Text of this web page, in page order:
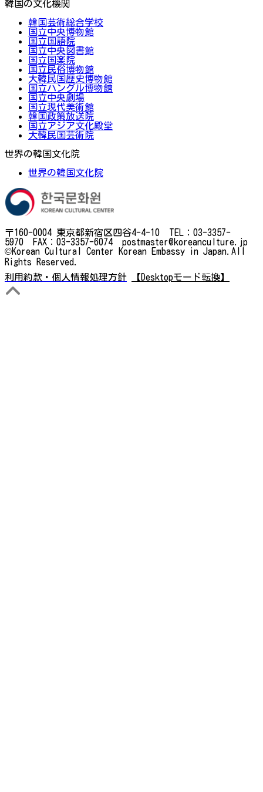
韓国の文化機関
韓国芸術総合学校
国立中央博物館
国立国語院
国立中央図書館
国立国楽院
国立民俗博物館
大韓民国歴史博物館
国立ハングル博物館
国立中央劇場
国立現代美術館
韓国政策放送院
国立アジア文化殿堂
大韓民国芸術院
世界の韓国文化院
世界の韓国文化院
〒160-0004 東京都新宿区四谷4-4-10 TEL：03-3357-
5970 FAX：03-3357-6074 postmaster@koreanculture.jp
©Korean Cultural Center Korean Embassy in Japan.All
Rights Reserved.
利用約款・個人情報処理方針
【Desktopモード転換】